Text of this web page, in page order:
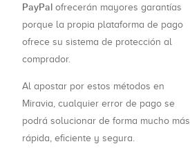
PayPal ofrecerán mayores garantías
porque la propia plataforma de pago
ofrece su sistema de protección al
comprador.
Al apostar por estos métodos en
Miravia, cualquier error de pago se
podrá solucionar de forma mucho más
rápida, eficiente y segura.